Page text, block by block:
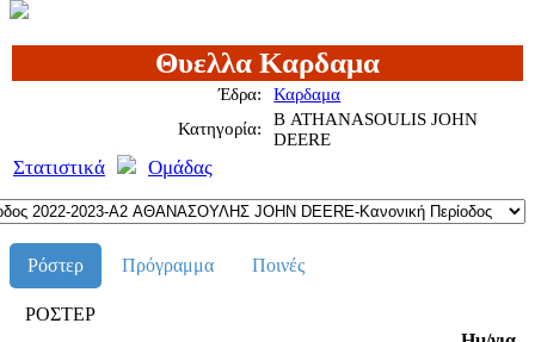
Θυελλα Καρδαμα
Έδρα:
Καρδαμα
Κατηγορία:
Β ATHANASOULIS JOHN
DEERE
Στατιστικά Ομάδας
Ρόστερ Πρόγραμμα Ποινές
ΡΟΣΤΕΡ